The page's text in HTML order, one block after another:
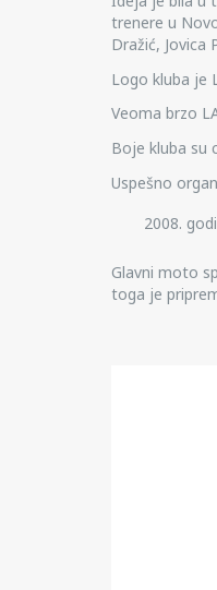
trenere u
Dražić, Jovica
Logo kluba je
Veoma brzo
Boje kluba su
Uspešno
Glavni moto
toga je